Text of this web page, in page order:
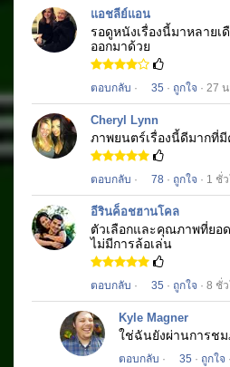
แอชลีย์แอน
รอดูหนังเรื่องนี้มาหลายเ
ออกมาด้วย
ตอบกลับ · 35 · ถูกใจ · 27
Cheryl Lynn
ภาพยนตร์เรื่องนี้ดีมากที่
ตอบกลับ · 78 · ถูกใจ · 1 ชั่
อีรินค็อชฮานโคล
ตัวเลือกและคุณภาพที่ยอด
ไม่มีการล้อเล่น
ตอบกลับ · 35 · ถูกใจ · 8 ชั่
Kyle Magner
ใช่ฉันยังผ่านการช
ตอบกลับ · 35 · ถูกใจ